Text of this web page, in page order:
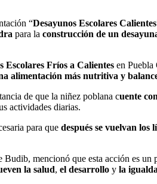
“Desayunos Escolares Calientes
para la construcción de un
Escolares Fríos a Calientes en Puebla
alimentación más nutritiva y
de que la niñez poblana cuente
actividades diarias.
para que después se vuelvan los
mencionó que esta acción es un
la salud, el desarrollo y la